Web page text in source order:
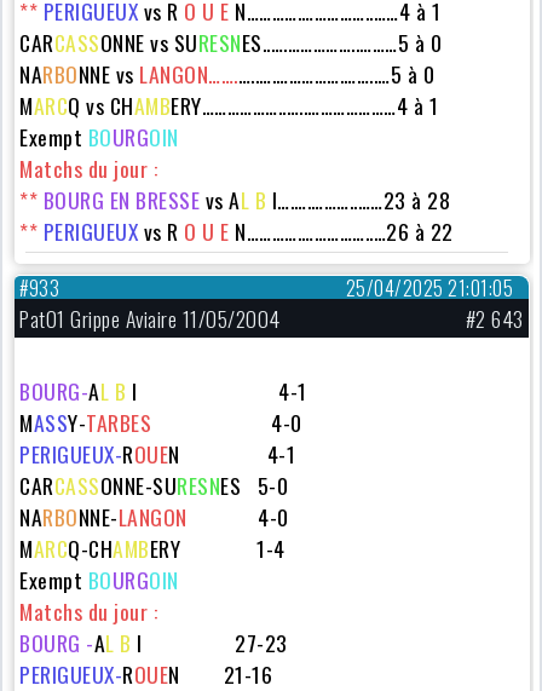
** PERIGUEUXvs R O U E N………….……………..……4 à 1
CARCASSONNEvs SURESNES..….……………..………5 à 0
NARBONNE vs LANGON…….…..….…………….……..…5 à 0
MARCQ vs CHAMBERY………………..…..…………………4 à 1
Exempt BOURGOIN
Matchs du jour :
** BOURG EN BRESSEvs AL B I….….………..……23 à 28
** PERIGUEUXvs R O U E N………….……………..…26 à 22
25/04/2025 21:01:05
#933
Pat01 Grippe Aviaire 11/05/2004 #2 643
BOURG-AL B I 4-1
MASSY-TARBES 4-0
PERIGUEUX-ROUEN 4-1
CARCASSONNE-SURESNES 5-0
NARBONNE-LANGON 4-0
MARCQ-CHAMBERY 1-4
Exempt BOURGOIN
Matchs du jour :
BOURG -AL B I 27-23
PERIGUEUX-ROUEN 21-16